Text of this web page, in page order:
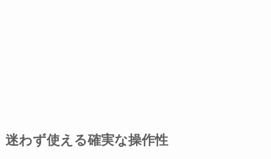
迷わず使える確実な操作性